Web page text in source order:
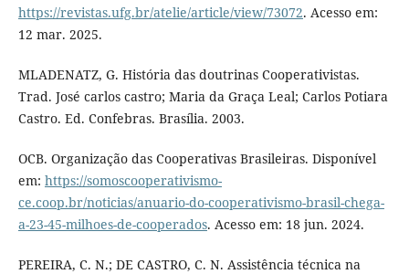
https://revistas.ufg.br/atelie/article/view/73072. Acesso em:
12 mar. 2025.
MLADENATZ, G. História das doutrinas Cooperativistas.
Trad. José carlos castro; Maria da Graça Leal; Carlos Potiara
Castro. Ed. Confebras. Brasília. 2003.
OCB. Organização das Cooperativas Brasileiras. Disponível
em: https://somoscooperativismo-
ce.coop.br/noticias/anuario-do-cooperativismo-brasil-chega-
a-23-45-milhoes-de-cooperados. Acesso em: 18 jun. 2024.
PEREIRA, C. N.; DE CASTRO, C. N. Assistência técnica na